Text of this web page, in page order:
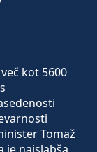
kot 5600
Tomaž